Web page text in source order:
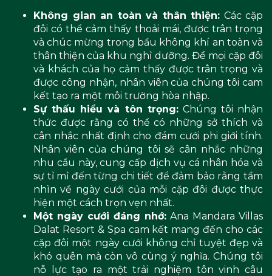
Không gian an toàn và thân thiện: Các cặp
đôi có thể cảm thấy thoải mái, được trân trọng
và chúc mừng trong bầu không khí an toàn và
thân thiện của khu nghỉ dưỡng. Để mọi cặp đôi
và khách của họ cảm thấy được trân trọng và
được công nhận, nhân viên của chúng tôi cam
kết tạo ra một môi trường hòa nhập.
Sự thấu hiểu và tôn trọng:Chúng tôi nhận
thức được rằng có thể có những sở thích và
cân nhắc nhất định cho đám cưới phi giới tính.
Nhân viên của chúng tôi sẽ cân nhắc những
nhu cầu này, cung cấp dịch vụ cá nhân hóa và
sự tỉ mỉ đến từng chi tiết để đảm bảo rằng tầm
nhìn về ngày cưới của mỗi cặp đôi được thực
hiện một cách trọn vẹn nhất.
Một ngày cưới đáng nhớ: Ana Mandara Villas
Dalat Resort & Spa cam kết mang đến cho các
cặp đôi một ngày cưới không chỉ tuyệt đẹp và
khó quên mà còn vô cùng ý nghĩa. Chúng tôi
nỗ lực tạo ra một trải nghiệm tôn vinh câu